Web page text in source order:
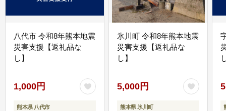
八代市 令和8年熊本地震
災害支援【返礼品な
し】
1,000円
熊本県 八代市
氷川町 令和8年熊本地震
災害支援【返礼品な
し】
5,000円
熊本県 氷川町